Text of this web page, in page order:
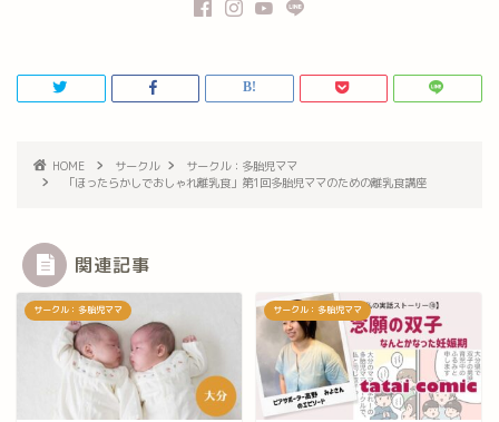
HOME サークル
サークル：多胎児ママ
「ほったらかしでおしゃれ離乳食」第1回多胎児ママのための離乳食講座
関連記事
サークル：多胎児ママ サークル：多胎児ママ
いて
佐賀のママ集まれ！
佐賀ママのサークル
熊本のママ集まれ！